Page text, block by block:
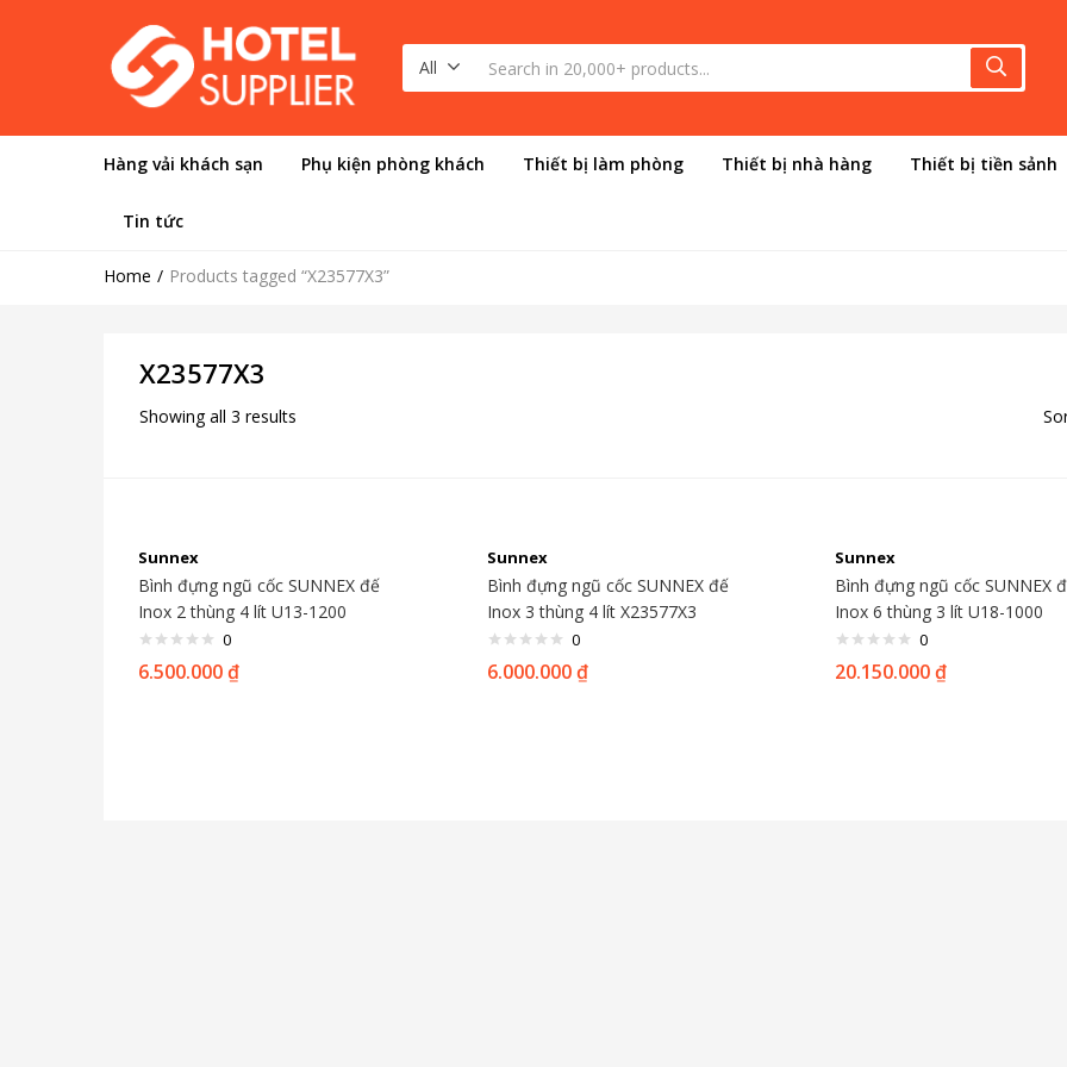
All
Hàng vải khách sạn Phụ kiện phòng khách Thiết bị làm phòng Thiết bị nhà hàng Thiết bị tiền sảnh
Tin tức
Home Products tagged “X23577X3”
X23577X3
Showing all 3 results
Sunnex
Bình đựng ngũ cốc SUNNEX đế
Inox 2 thùng 4 lít U13-1200
0
6.500.000₫
Sunnex
Bình đựng ngũ cốc SUNNEX đế
Inox 3 thùng 4 lít X23577X3
0
6.000.000₫
Sunnex
Bình đựng ngũ cốc SUNNEX
Inox 6 thùng 3 lít U18-1000
0
20.150.000₫